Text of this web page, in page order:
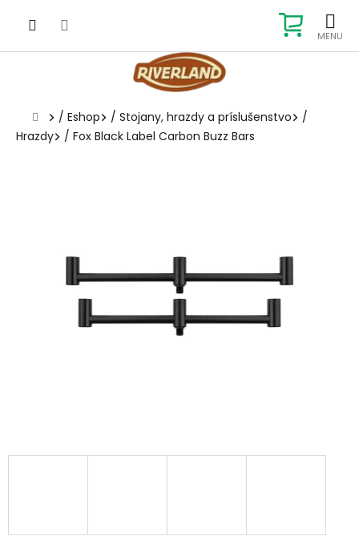
KOŠÍK
Domov
/ Eshop / Stojany, hrazdy a príslušenstvo
/
Hrazdy
/ Fox Black Label Carbon Buzz Bars